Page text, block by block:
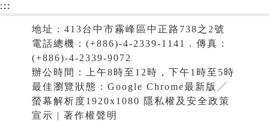
:::
地址：413台中市霧峰區中正路738之2號
電話總機：(+886)-4-2339-1141．傳真：
(+886)-4-2339-9072
辦公時間：上午8時至12時，下午1時至5時
最佳瀏覽狀態：Google Chrome最新版╱
螢幕解析度1920x1080 隱私權及安全政策
宣示 | 著作權聲明